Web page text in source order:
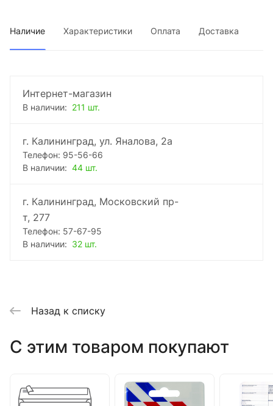
Наличие Характеристики Оплата Доставка
Интернет-магазин
В наличии: 211 шт.
г. Калининград, ул. Яналова, 2а
Телефон: 95-56-66
В наличии: 44 шт.
г. Калининград, Московский пр-
т, 277
Телефон: 57-67-95
В наличии: 32 шт.
Назад к списку
C этим товаром покупают